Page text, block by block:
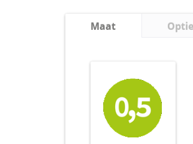
Maat